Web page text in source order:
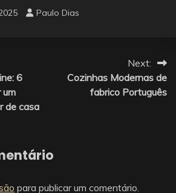
Paulo Dias
6
um
de casa
Next:
Cozinhas Modernas de
fabrico Português
para publicar um comentário.